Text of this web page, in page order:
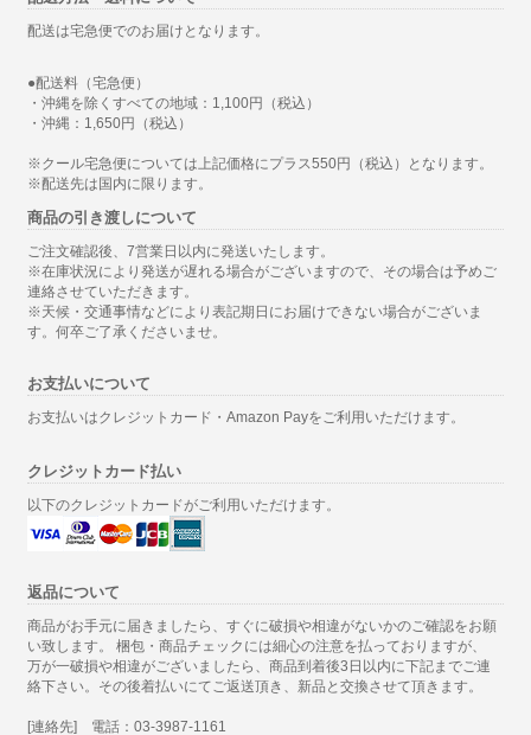
配送は宅急便でのお届けとなります。
●配送料（宅急便）
・沖縄を除くすべての地域：1,100円（税込）
・沖縄：1,650円（税込）
※クール宅急便については上記価格にプラス550円（税込）となります。
※配送先は国内に限ります。
商品の引き渡しについて
ご注文確認後、7営業日以内に発送いたします。
※在庫状況により発送が遅れる場合がございますので、その場合は予めご
連絡させていただきます。
※天候・交通事情などにより表記期日にお届けできない場合がございま
す。何卒ご了承くださいませ。
お支払いについて
お支払いはクレジットカード・Amazon Payをご利用いただけます。
クレジットカード払い
以下のクレジットカードがご利用いただけます。
返品について
商品がお手元に届きましたら、すぐに破損や相違がないかのご確認をお願
い致します。 梱包・商品チェックには細心の注意を払っておりますが、
万が一破損や相違がございましたら、商品到着後3日以内に下記までご連
絡下さい。その後着払いにてご返送頂き、新品と交換させて頂きます。
[連絡先] 電話：03-3987-1161